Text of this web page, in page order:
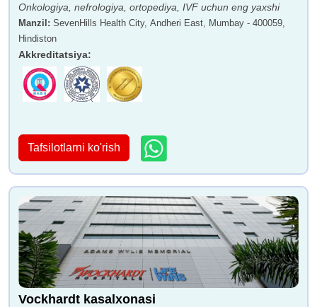
Onkologiya, nefrologiya, ortopediya, IVF uchun eng yaxshi
Manzil : SevenHills Health City, Andheri East, Mumbay - 400059,
Hindiston
Akkreditatsiya:
Tafsilotlarni ko'rish
Vockhardt kasalxonasi